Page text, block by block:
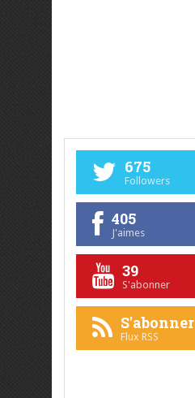
675
Followers
405
J'aimes
39
S'abonner
S'abonner
Flux RSS